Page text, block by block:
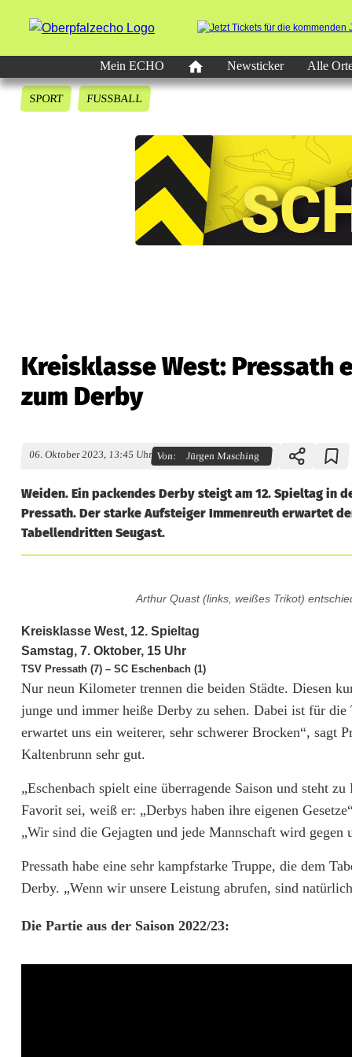
Mein ECHO
Newsticker Alle
SPORT FUSSBALL
Kreisklasse West: Pressath
zum Derby
06. Oktober 2023, 13:45 Uhr Von: Jürgen Masching
Weiden. Ein packendes Derby steigt am 12. Spieltag in
Pressath. Der starke Aufsteiger Immenreuth erwartet
Tabellendritten Seugast.
e
i
s
k
l
a
s
e
Arthur Quast (links, weißes Trikot)
Kreisklasse West, 12. Spieltag
Samstag, 7. Oktober, 15 Uhr
TSV Pressath (7) – SC Eschenbach (1)
Nur neun Kilometer trennen die beiden Städte. Diesen
junge und immer heiße Derby zu sehen. Dabei ist für
erwartet uns ein weiterer, sehr schwerer Brocken“, sagt
Kaltenbrunn sehr gut.
„Eschenbach spielt eine überragende Saison und steht
Favorit sei, weiß er: „Derbys haben ihre eigenen
„Wir sind die Gejagten und jede Mannschaft wird gegen
Pressath habe eine sehr kampfstarke Truppe, die dem
Derby. „Wenn wir unsere Leistung abrufen, sind
Die Partie aus der Saison 2022/23: